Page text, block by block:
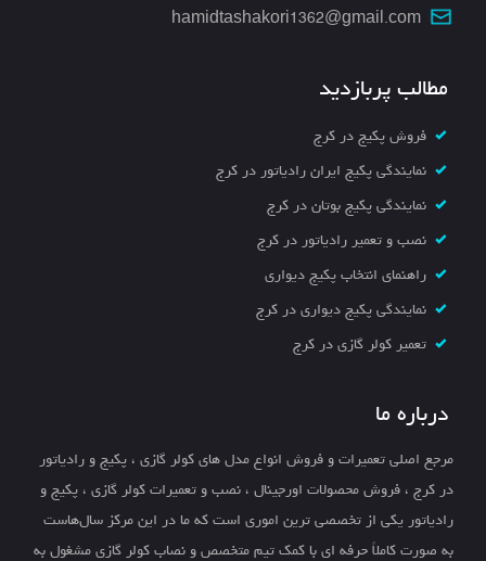
hamidtashakori1362@gmail.com
مطالب پربازدید
فروش پکیج در کرج
نمایندگی پکیج ایران رادیاتور در کرج
نمایندگی پکیج بوتان در کرج
نصب و تعمیر رادیاتور در کرج
راهنمای انتخاب پکیج دیواری
نمایندگی پکیج دیواری در کرج
تعمیر کولر گازی در کرج
درباره ما
مرجع اصلی تعمیرات و فروش انواع مدل های کولر گازی ، پکیج و رادیاتور
در کرج ، فروش محصولات اورجینال ، نصب و تعمیرات کولر گازی ، پکیج و
رادیاتور یکی از تخصصی ترین اموری است که ما در این مرکز سال‌هاست
به صورت کاملاً حرفه ای با کمک تیم متخصص و نصاب کولر گازی مشغول به